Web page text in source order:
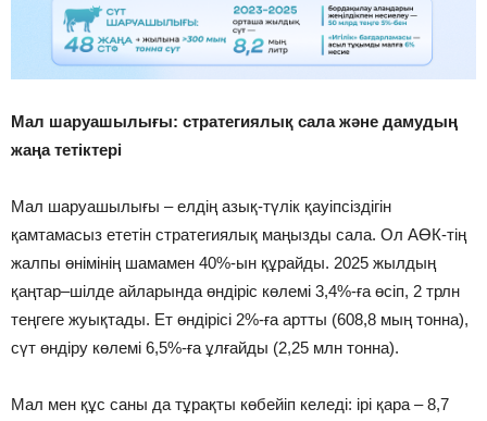
Мал шаруашылығы: стратегиялық сала және дамудың
жаңа тетіктері
Мал шаруашылығы – елдің азық-түлік қауіпсіздігін
қамтамасыз ететін стратегиялық маңызды сала. Ол АӨК-тің
жалпы өнімінің шамамен 40%-ын құрайды. 2025 жылдың
қаңтар–шілде айларында өндіріс көлемі 3,4%-ға өсіп, 2 трлн
теңгеге жуықтады. Ет өндірісі 2%-ға артты (608,8 мың тонна),
сүт өндіру көлемі 6,5%-ға ұлғайды (2,25 млн тонна).
Мал мен құс саны да тұрақты көбейіп келеді: ірі қара – 8,7